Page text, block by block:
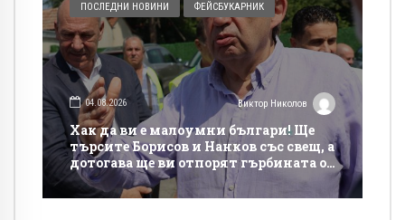
ПОСЛЕДНИ НОВИНИ ФЕЙСБУКАРНИК
04.08.2026 Виктор Николов
Хак да ви е малоумни българи! Ще
търсите Борисов и Нанков със свещ, а
дотогава ще ви отпорят гърбината от
такси на магистралите